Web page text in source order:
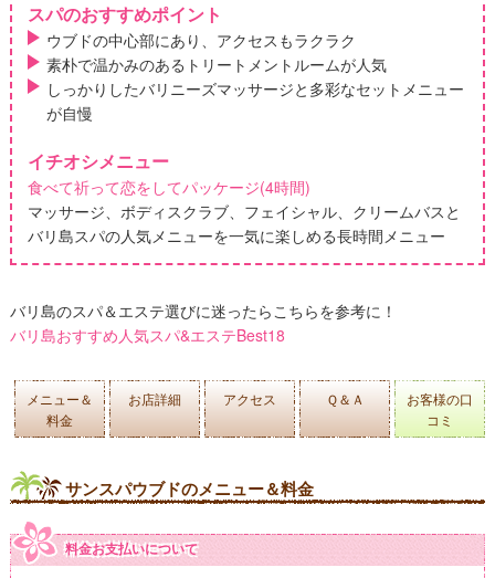
スパのおすすめポイント
ウブドの中心部にあり、アクセスもラクラク
素朴で温かみのあるトリートメントルームが人気
しっかりしたバリニーズマッサージと多彩なセットメニュー
が自慢
イチオシメニュー
食べて祈って恋をしてパッケージ(4時間)
マッサージ、ボディスクラブ、フェイシャル、クリームバスと
バリ島スパの人気メニューを一気に楽しめる長時間メニュー
バリ島のスパ＆エステ選びに迷ったらこちらを参考に！
バリ島おすすめ人気スパ&エステBest18
メニュー＆
料金
お店詳細 アクセス Ｑ＆Ａ
お客様の口
コミ
サンスパウブドのメニュー＆料金
料金お支払いについて